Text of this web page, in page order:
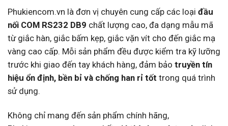
Phukiencom.vn là đơn vị chuyên cung cấp các loại đầu
nối COM RS232 DB9 chất lượng cao, đa dạng mẫu mã
từ giắc hàn, giắc bấm kẹp, giắc vặn vít cho đến giắc mạ
vàng cao cấp. Mỗi sản phẩm đều được kiểm tra kỹ lưỡng
trước khi giao đến tay khách hàng, đảm bảo truyền tín
hiệu ổn định, bền bỉ và chống han rỉ tốt trong quá trình
sử dụng.
Không chỉ mang đến sản phẩm chính hãng,